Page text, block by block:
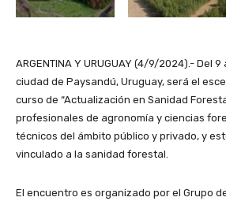
ARGENTINA Y URUGUAY (4/9/2024).- Del
ciudad de Paysandú, Uruguay, será el
curso de “Actualización en Sanidad
profesionales de agronomía y ciencias
técnicos del ámbito público y privado, y
vinculado a la sanidad forestal.
El encuentro es organizado por el Grupo